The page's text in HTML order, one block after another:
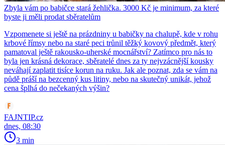
Zbyla vám po babičce stará žehlička. 3000 Kč je minimum, za které
byste ji měli prodat sběratelům
Vzpomenete si ještě na prázdniny u babičky na chalupě, kde v rohu
krbové římsy nebo na staré peci trůnil těžký kovový předmět, který
pamatoval ještě rakousko-uherské mocnářství? Zatímco pro nás to
byla jen krásná dekorace, sběratelé dnes za ty nejvzácnější kousky
neváhají zaplatit tisíce korun na ruku. Jak ale poznat, zda se vám na
půdě práší na bezcenný kus litiny, nebo na skutečný unikát, jehož
cena šplhá do nečekaných výšin?
FAJNTIP.cz
dnes, 08:30
3 min